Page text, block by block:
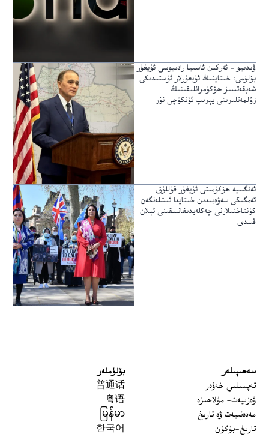
ۋىدىيو – ئەركىن ئاسىيا رادىيوسى ئۇيغۇر
بۆلۈمى: خىتاينىڭ ئۇيغۇرلار ئۈستىدىكى
شەپقەتسىز ھۆكۈمرانلىقىنىڭ
زۇلمەتلىرىنى يېرىپ ئۆتكۈچى نۇر
ئەنگلىيە ھۆكۈمىتى ئۇيغۇر قۇللۇق
ئەمگىكى سەۋەبىدىن خىتايدا ئىشلەنگەن
كۈنتاختىلارنى چەكلەيدىغانلىقىنى ئېلان
قىلدى
سەھىپىلەر
تەپسىلىي خەۋەر
ۋەزىيەت- مۇلاھىزە
مەدەنىيەت ۋە تارىخ
تارىخ-بۈگۈن
بۆلۈملەر
普通话
粤语
မြန်မာ
한국어